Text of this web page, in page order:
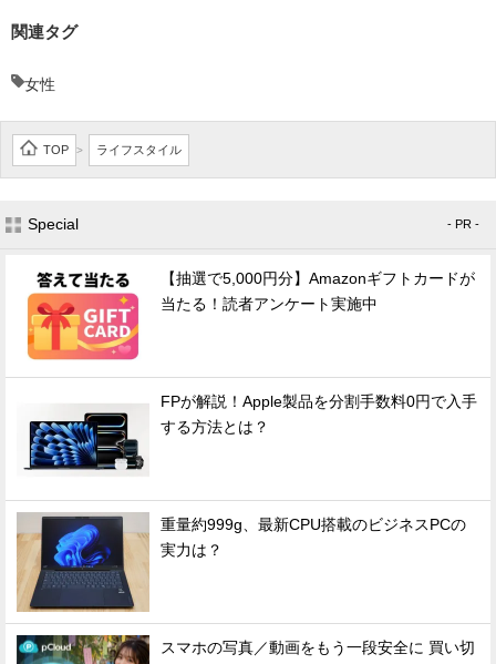
関連タグ
女性
TOP > ライフスタイル
Special - PR -
【抽選で5,000円分】Amazonギフトカードが
当たる！読者アンケート実施中
FPが解説！Apple製品を分割手数料0円で入手
する方法とは？
重量約999g、最新CPU搭載のビジネスPCの
実力は？
スマホの写真／動画をもう一段安全に 買い切